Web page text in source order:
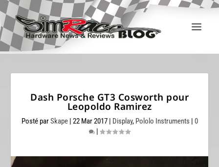
Dash Porsche GT3 Cosworth pour
Leopoldo Ramirez
Posté parSkape| 22 Mar 2017| Display, Pololo Instruments | 0
|